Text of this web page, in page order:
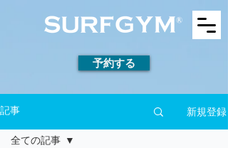
予約する
記事 新規登録
全ての記事